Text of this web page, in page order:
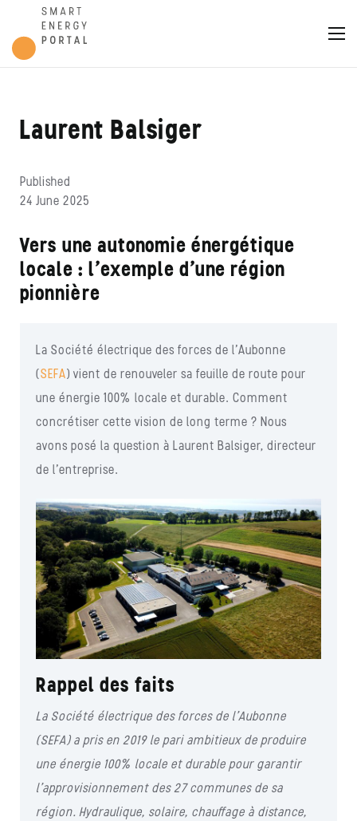
Laurent Balsiger
Published
24 June 2025
Vers une autonomie énergétique
locale : l’exemple d’une région
pionnière
La Société électrique des forces de l’Aubonne
(SEFA) vient de renouveler sa feuille de route pour
une énergie 100% locale et durable. Comment
concrétiser cette vision de long terme ? Nous
avons posé la question à Laurent Balsiger, directeur
de l’entreprise.
Rappel des faits
La Société électrique des forces de l’Aubonne
(SEFA) a pris en 2019 le pari ambitieux de produire
une énergie 100% locale et durable pour garantir
l’approvisionnement des 27 communes de sa
région. Hydraulique, solaire, chauffage à distance,